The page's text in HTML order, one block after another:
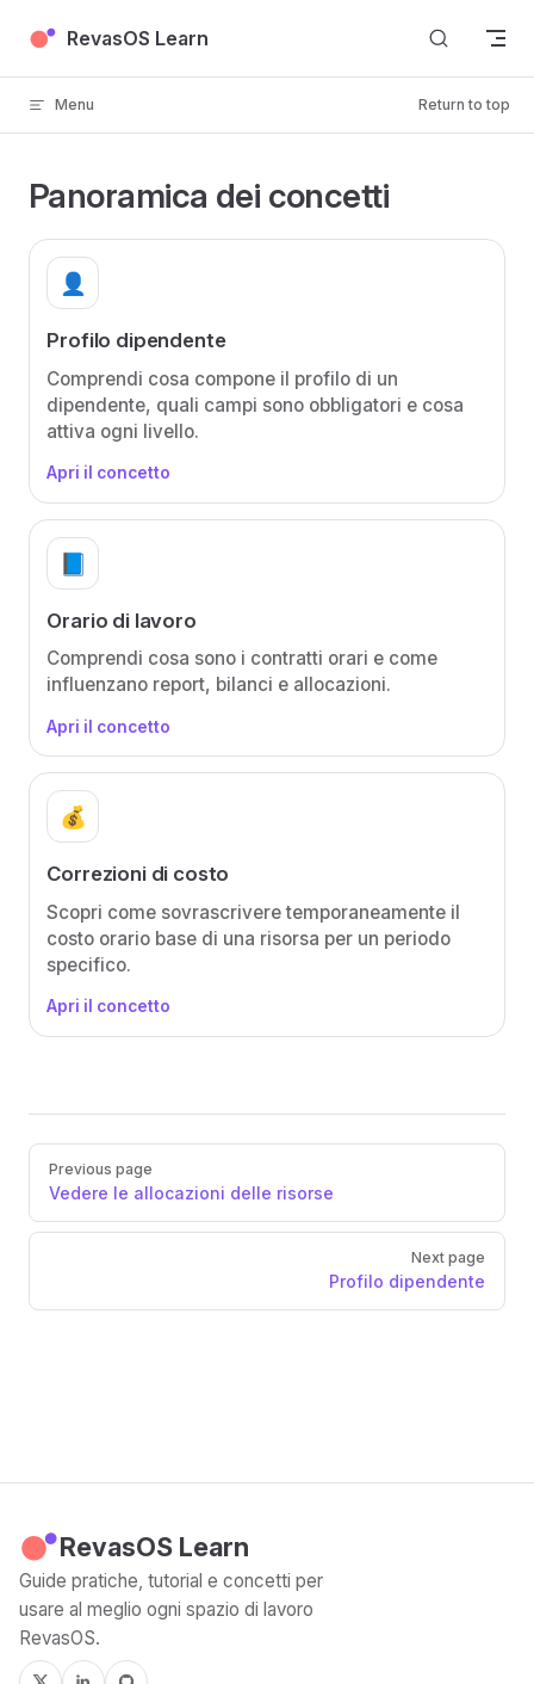
Skip to content
RevasOS Learn
Menu Return to top
Panoramica dei concetti
👤
Profilo dipendente
Comprendi cosa compone il profilo di un
dipendente, quali campi sono obbligatori e cosa
attiva ogni livello.
Apri il concetto
📘
Orario di lavoro
Comprendi cosa sono i contratti orari e come
influenzano report, bilanci e allocazioni.
Apri il concetto
💰
Correzioni di costo
Scopri come sovrascrivere temporaneamente il
costo orario base di una risorsa per un periodo
specifico.
Apri il concetto
PagerPrevious page
Vedere le allocazioni delle risorse
Next page
Profilo dipendente
RevasOS Learn
Guide pratiche, tutorial e concetti per
usare al meglio ogni spazio di lavoro
RevasOS.